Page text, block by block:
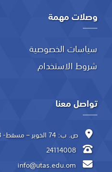
وصلات مهمة
سياسات الخصوصية
شروط الاستخدام
تواصل معنا
ص. ب: 74 الخوير – مسقط- 133 مسقط
24114008